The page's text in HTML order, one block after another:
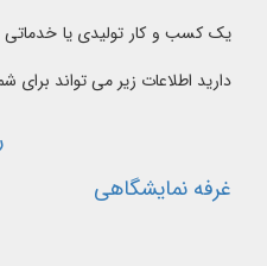
یک کسب و کار تولیدی یا خدماتی
دارید اطلاعات زیر می تواند برای
غرفه نمایشگاهی